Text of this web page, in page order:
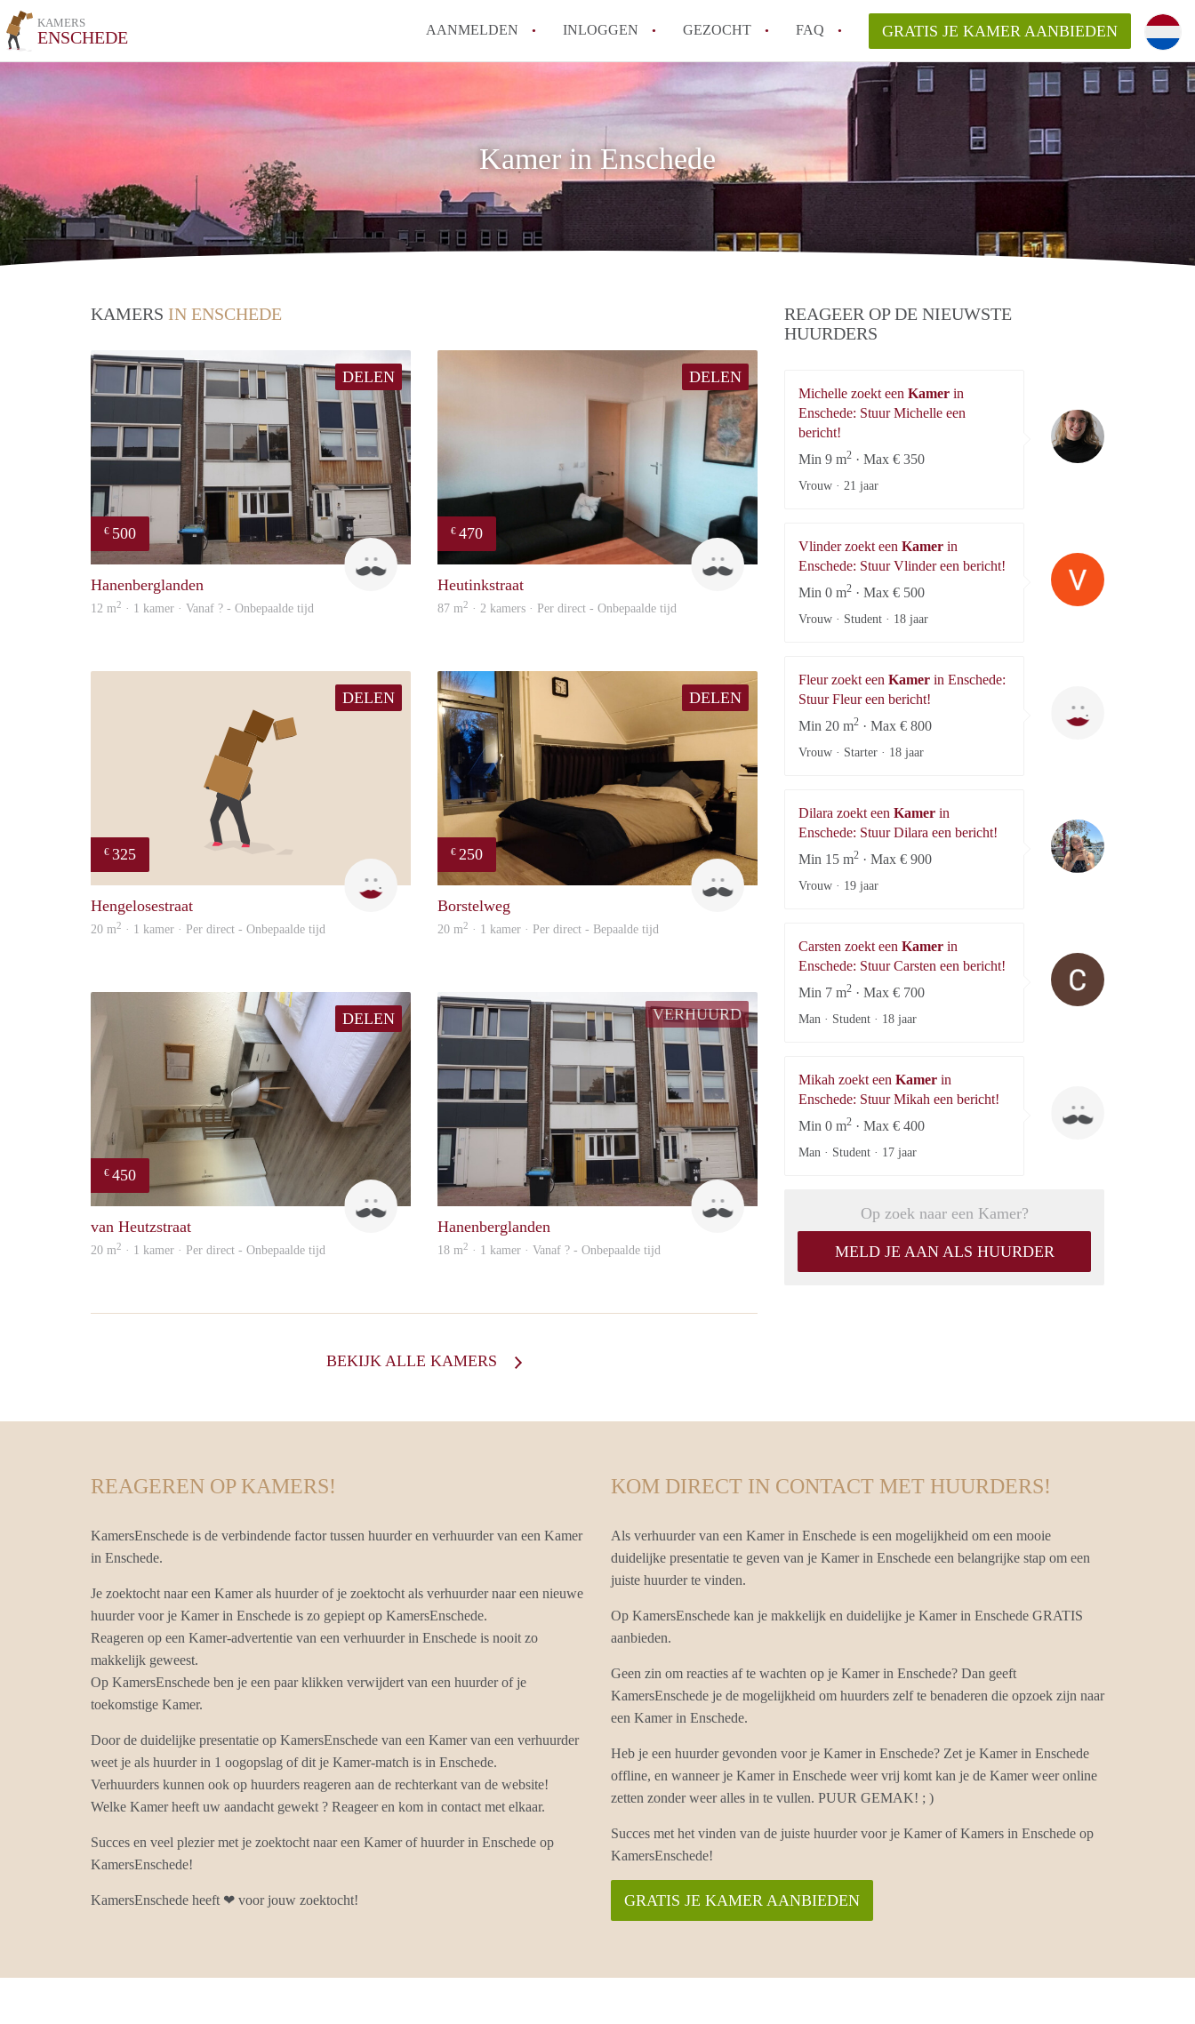
KAMERS
ENSCHEDE AANMELDEN INLOGGEN GEZOCHT FAQ
How to translate KamersEnschede!
Wat is KamersEnschede?
Wat is de privacyverklaring van KamersEnschede?
Berekent KamersEnschede makelaarsvergoeding/bemiddelingsvergoeding?
Is KamersEnschede verantwoordelijk voor de aangeboden Kamer / Kamers
Alle veelgestelde vragen
GRATIS JE KAMER AANBIEDEN
Kamer in Enschede
KAMERS IN ENSCHEDE
DELEN
€ 500
Hanenberglanden
12 m2 · 1 kamer · Vanaf ? - Onbepaalde tijd
DELEN
€ 470
Heutinkstraat
87 m2 · 2 kamers · Per direct - Onbepaalde tijd
DELEN
€ 325
Hengelosestraat
20 m2 · 1 kamer · Per direct - Onbepaalde tijd
DELEN
€ 250
Borstelweg
20 m2 · 1 kamer · Per direct - Bepaalde tijd
DELEN
€ 450
Tom
van Heutzstraat
20 m2 · 1 kamer · Per direct - Onbepaalde tijd
VERHUURD
Hanenberglanden
18 m2 · 1 kamer · Vanaf ? - Onbepaalde tijd
BEKIJK ALLE KAMERS
REAGEER OP DE NIEUWSTE
HUURDERS
Michelle zoekt een Kamer in
Enschede: Stuur Michelle een
bericht!
Min 9 m2 · Max € 350
Vrouw · 21 jaar
Vlinder zoekt een Kamer in
Enschede: Stuur Vlinder een bericht!
Min 0 m2 · Max € 500
Vrouw · Student · 18 jaar
Fleur zoekt een Kamer in Enschede:
Stuur Fleur een bericht!
Min 20 m2 · Max € 800
Vrouw · Starter · 18 jaar
Dilara zoekt een Kamer in
Enschede: Stuur Dilara een bericht!
Min 15 m2 · Max € 900
Vrouw · 19 jaar
Carsten zoekt een Kamer in
Enschede: Stuur Carsten een bericht!
Min 7 m2 · Max € 700
Man · Student · 18 jaar
Mikah zoekt een Kamer in
Enschede: Stuur Mikah een bericht!
Min 0 m2 · Max € 400
Man · Student · 17 jaar
Op zoek naar een Kamer?
MELD JE AAN ALS HUURDER
REAGEREN OP KAMERS!
KamersEnschede is de verbindende factor tussen huurder en verhuurder van een Kamer
in Enschede.
Je zoektocht naar een Kamer als huurder of je zoektocht als verhuurder naar een nieuwe
huurder voor je Kamer in Enschede is zo gepiept op KamersEnschede.
Reageren op een Kamer-advertentie van een verhuurder in Enschede is nooit zo
makkelijk geweest.
Op KamersEnschede ben je een paar klikken verwijdert van een huurder of je
toekomstige Kamer.
Door de duidelijke presentatie op KamersEnschede van een Kamer van een verhuurder
weet je als huurder in 1 oogopslag of dit je Kamer-match is in Enschede.
Verhuurders kunnen ook op huurders reageren aan de rechterkant van de website!
Welke Kamer heeft uw aandacht gewekt ? Reageer en kom in contact met elkaar.
Succes en veel plezier met je zoektocht naar een Kamer of huurder in Enschede op
KamersEnschede!
KamersEnschede heeft ❤ voor jouw zoektocht!
KOM DIRECT IN CONTACT MET HUURDERS!
Als verhuurder van een Kamer in Enschede is een mogelijkheid om een mooie
duidelijke presentatie te geven van je Kamer in Enschede een belangrijke stap om een
juiste huurder te vinden.
Op KamersEnschede kan je makkelijk en duidelijke je Kamer in Enschede GRATIS
aanbieden.
Geen zin om reacties af te wachten op je Kamer in Enschede? Dan geeft
KamersEnschede je de mogelijkheid om huurders zelf te benaderen die opzoek zijn naar
een Kamer in Enschede.
Heb je een huurder gevonden voor je Kamer in Enschede? Zet je Kamer in Enschede
offline, en wanneer je Kamer in Enschede weer vrij komt kan je de Kamer weer online
zetten zonder weer alles in te vullen. PUUR GEMAK! ; )
Succes met het vinden van de juiste huurder voor je Kamer of Kamers in Enschede op
KamersEnschede!
GRATIS JE KAMER AANBIEDEN